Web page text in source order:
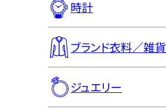
時計
ブランド衣料／雑貨
ジュエリー